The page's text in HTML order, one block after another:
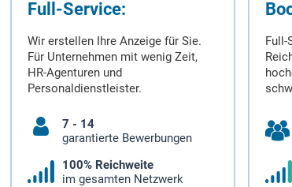
Full-Service:
Wir erstellen Ihre Anzeige für Sie.
Für Unternehmen mit wenig Zeit,
HR-Agenturen und
Personaldienstleister.
7 - 14
garantierte Bewerbungen
100% Reichweite
im gesamten Netzwerk
Full-